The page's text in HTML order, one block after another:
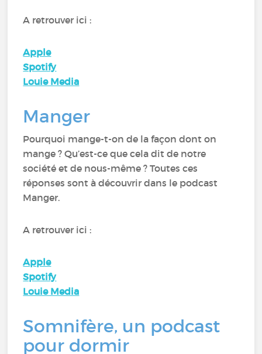
A retrouver ici :
Apple
Spotify
Louie Media
Manger
Pourquoi mange-t-on de la façon dont on
mange ? Qu’est-ce que cela dit de notre
société et de nous-même ? Toutes ces
réponses sont à découvrir dans le podcast
Manger.
A retrouver ici :
Apple
Spotify
Louie Media
Somnifère, un podcast
pour dormir